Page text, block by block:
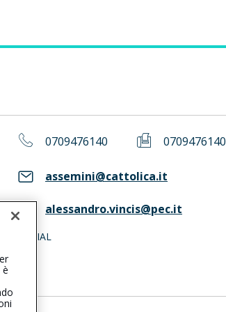
0709476140 0709476140
assemini@cattolica.it
alessandro.vincis@pec.it
SOCIAL